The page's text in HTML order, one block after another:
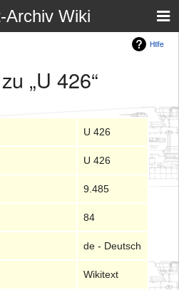
Archiv Wiki
Hilfe
„U 426“
U 426
U 426
9.485
84
de - Deutsch
Wikitext